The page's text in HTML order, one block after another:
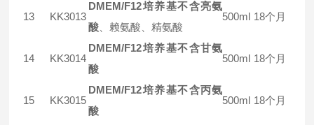
13 KK3013
DMEM/F12培养基不含亮氨
酸 、赖氨酸、精氨酸
500ml 18个月
14 KK3014
DMEM/F12培养基不含甘氨
酸
500ml 18个月
15 KK3015
DMEM/F12培养基不含丙氨
酸
500ml 18个月